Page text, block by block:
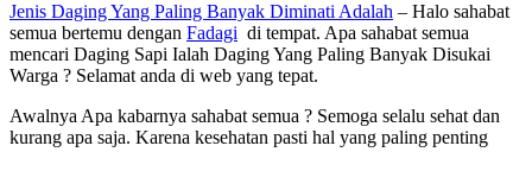
Jenis Daging Yang Paling Banyak Diminati Adalah – Halo sahabat
semua bertemu dengan Fadagi di tempat. Apa sahabat semua
mencari Daging Sapi Ialah Daging Yang Paling Banyak Disukai
Warga ? Selamat anda di web yang tepat.
Awalnya Apa kabarnya sahabat semua ? Semoga selalu sehat dan
kurang apa saja. Karena kesehatan pasti hal yang paling penting